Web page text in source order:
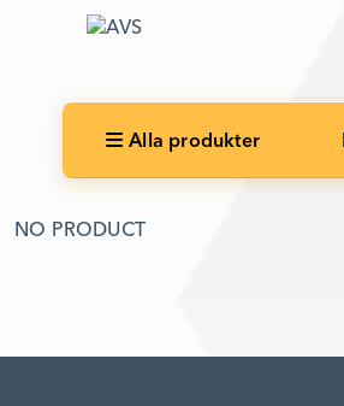
Alla produkter
NO PRODUCT